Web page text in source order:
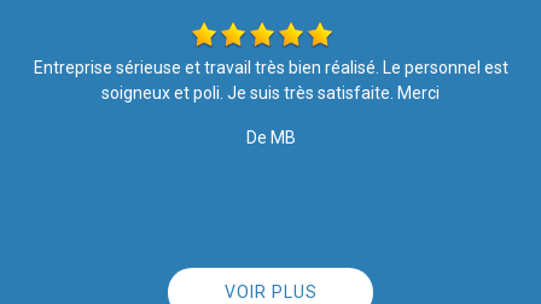
Je recommande au top !!
VOIR PLUS